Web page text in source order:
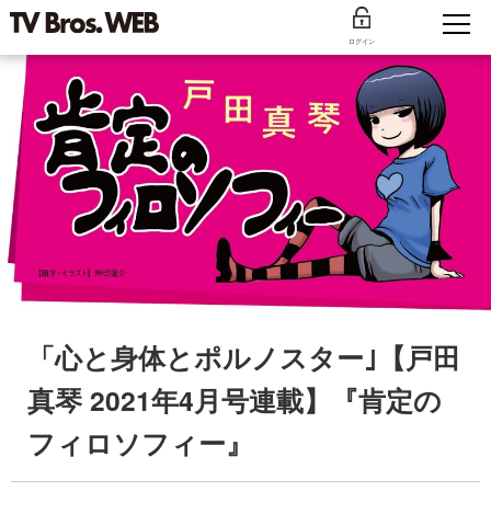
ログイン
「心と身体とポルノスター｣【戸田
真琴 2021年4月号連載】『肯定の
フィロソフィー』